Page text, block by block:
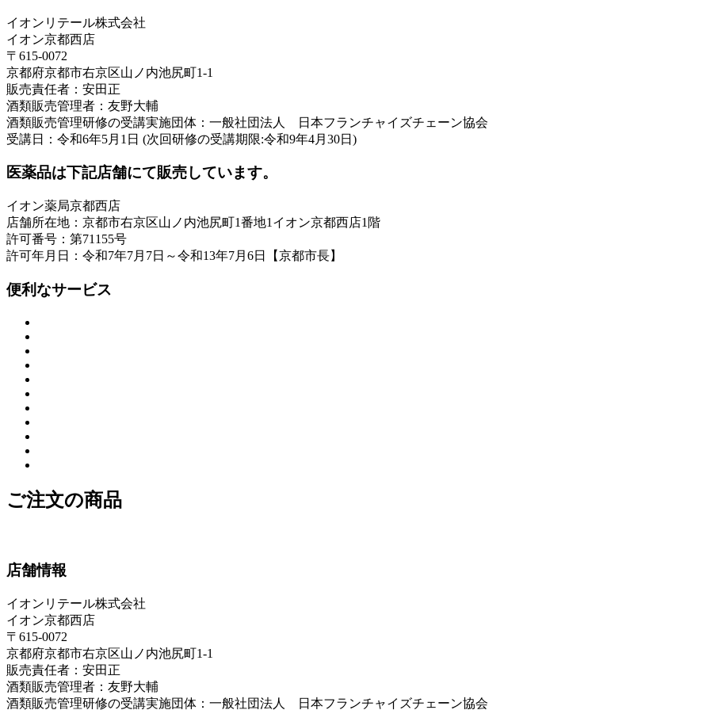
イオンリテール株式会社
イオン京都西店
〒615-0072
京都府京都市右京区山ノ内池尻町1-1
販売責任者：安田正
酒類販売管理者：友野大輔
酒類販売管理研修の受講実施団体：一般社団法人 日本フランチャイズチェーン協会
受講日：令和6年5月1日 (次回研修の受講期限:令和9年4月30日)
医薬品は下記店舗にて販売しています。
イオン薬局京都西店
店舗所在地：京都市右京区山ノ内池尻町1番地1イオン京都西店1階
許可番号：第71155号
許可年月日：令和7年7月7日～令和13年7月6日【京都市長】
便利なサービス
ご注文の商品
店舗情報
イオンリテール株式会社
イオン京都西店
〒615-0072
京都府京都市右京区山ノ内池尻町1-1
販売責任者：安田正
酒類販売管理者：友野大輔
酒類販売管理研修の受講実施団体：一般社団法人 日本フランチャイズチェーン協会